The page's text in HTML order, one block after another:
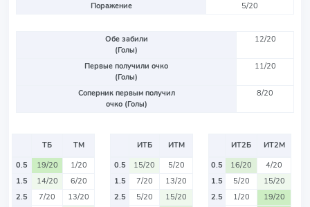
Поражение
5/20
Обе забили
(Голы)
12/20
Первые получили очко
(Голы)
11/20
Соперник первым получил
очко (Голы)
8/20
ТБ
ТМ
0.5
19/20
1/20
1.5
14/20
6/20
2.5
7/20
13/20
ИТБ
ИТМ
0.5
15/20
5/20
1.5
7/20
13/20
2.5
5/20
15/20
ИТ2Б
ИТ2М
0.5
16/20
4/20
1.5
5/20
15/20
2.5
1/20
19/20